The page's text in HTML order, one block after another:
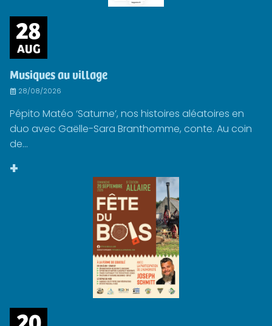
28
AUG
Musiques au village
28/08/2026
Pépito Matéo ‘Saturne’, nos histoires aléatoires en
duo avec Gaëlle-Sara Branthomme, conte. Au coin
de...
+